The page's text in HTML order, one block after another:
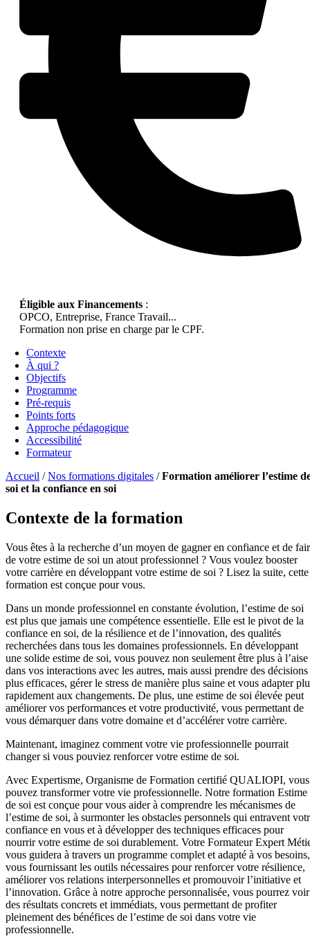
Éligible aux Financements :
OPCO, Entreprise, France Travail...
Formation non prise en charge par le CPF.
Contexte
À qui ?
Objectifs
Programme
Pré-requis
Points forts
Approche pédagogique
Accessibilité
Formateur
Accueil /Nos formations digitales /Formation améliorer l’estime
soi et la confiance en soi
Contexte de la formation
Vous êtes à la recherche d’un moyen de gagner en confiance et de
de votre estime de soi un atout professionnel ? Vous voulez booster
votre carrière en développant votre estime de soi ? Lisez la suite, cette
formation est conçue pour vous.
Dans un monde professionnel en constante évolution, l’estime de soi
est plus que jamais une compétence essentielle. Elle est le pivot de la
confiance en soi, de la résilience et de l’innovation, des qualités
recherchées dans tous les domaines professionnels. En développant
une solide estime de soi, vous pouvez non seulement être plus à l’aise
dans vos interactions avec les autres, mais aussi prendre des décisions
plus efficaces, gérer le stress de manière plus saine et vous adapter
rapidement aux changements. De plus, une estime de soi élevée peut
améliorer vos performances et votre productivité, vous permettant de
vous démarquer dans votre domaine et d’accélérer votre carrière.
Maintenant, imaginez comment votre vie professionnelle pourrait
changer si vous pouviez renforcer votre estime de soi.
Avec Expertisme, Organisme de Formation certifié QUALIOPI, vous
pouvez transformer votre vie professionnelle. Notre formation Estime
de soi est conçue pour vous aider à comprendre les mécanismes de
l’estime de soi, à surmonter les obstacles personnels qui entravent
confiance en vous et à développer des techniques efficaces pour
nourrir votre estime de soi durablement. Votre Formateur Expert
vous guidera à travers un programme complet et adapté à vos besoins,
vous fournissant les outils nécessaires pour renforcer votre résilience,
améliorer vos relations interpersonnelles et promouvoir l’initiative et
l’innovation. Grâce à notre approche personnalisée, vous pourrez voir
des résultats concrets et immédiats, vous permettant de profiter
pleinement des bénéfices de l’estime de soi dans votre vie
professionnelle.